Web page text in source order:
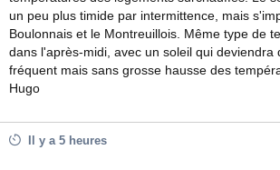
un peu plus timide par intermittence, mais
Boulonnais et le Montreuillois. Même type de
dans l'après-midi, avec un soleil qui deviendra
fréquent mais sans grosse hausse des
Hugo
Il y a 5 heures